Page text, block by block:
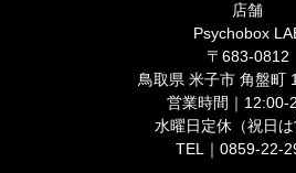
店舗
Psychobox
〒683-0812
鳥取県 米子市 角盤町
営業時間｜12:00-
水曜日定休（祝日は
TEL｜0859-22-